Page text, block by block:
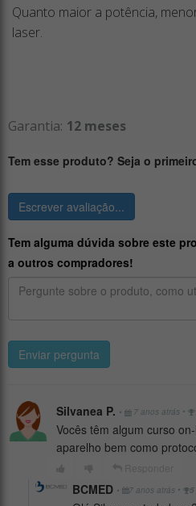
Quanto maior a potência,
laser.
Garantia: 12 meses
Tem esse produto? Seja o
Escrever avaliação...
Tem alguma dúvida sobre este
a outros compradores!
Enviar pergunta
Silvanea P. • 7 anos atrás •
Vocês têm algum curso
aparelho bem como
BCMED • 7 anos atrás • 5